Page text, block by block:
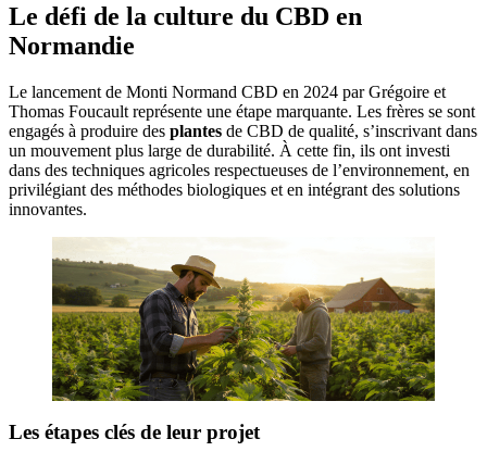
Le défi de la culture du CBD en
Normandie
Le lancement de Monti Normand CBD en 2024 par Grégoire et
Thomas Foucault représente une étape marquante. Les frères se sont
engagés à produire des plantes de CBD de qualité, s’inscrivant dans
un mouvement plus large de durabilité. À cette fin, ils ont investi
dans des techniques agricoles respectueuses de l’environnement, en
privilégiant des méthodes biologiques et en intégrant des solutions
innovantes.
Les étapes clés de leur projet